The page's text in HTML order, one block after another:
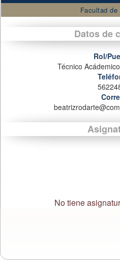
Facultad de
Datos de
Rol/
Técnico
No tiene